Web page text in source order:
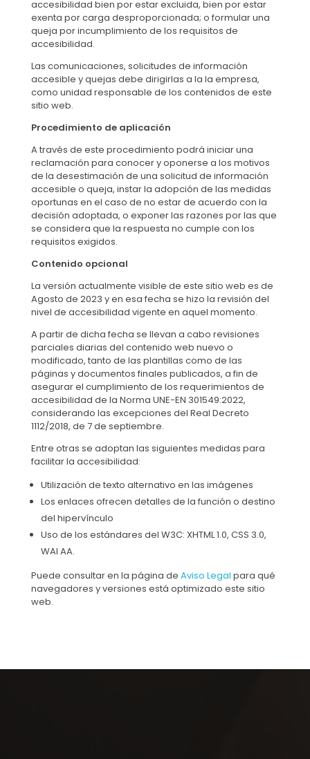
accesibilidad bien por estar excluida, bien por estar
exenta por carga desproporcionada; o formular una
queja por incumplimiento de los requisitos de
accesibilidad.
Las comunicaciones, solicitudes de información
accesible y quejas debe dirigirlas a la la empresa,
como unidad responsable de los contenidos de este
sitio web.
Procedimiento de aplicación
A través de este procedimiento podrá iniciar una
reclamación para conocer y oponerse a los motivos
de la desestimación de una solicitud de información
accesible o queja, instar la adopción de las medidas
oportunas en el caso de no estar de acuerdo con la
decisión adoptada, o exponer las razones por las que
se considera que la respuesta no cumple con los
requisitos exigidos.
Contenido opcional
La versión actualmente visible de este sitio web es de
Agosto de 2023 y en esa fecha se hizo la revisión del
nivel de accesibilidad vigente en aquel momento.
A partir de dicha fecha se llevan a cabo revisiones
parciales diarias del contenido web nuevo o
modificado, tanto de las plantillas como de las
páginas y documentos finales publicados, a fin de
asegurar el cumplimiento de los requerimientos de
accesibilidad de la Norma UNE-EN 301549:2022,
considerando las excepciones del Real Decreto
1112/2018, de 7 de septiembre.
Entre otras se adoptan las siguientes medidas para
facilitar la accesibilidad:
Utilización de texto alternativo en las imágenes
Los enlaces ofrecen detalles de la función o destino
del hipervínculo
Uso de los estándares del W3C: XHTML 1.0, CSS 3.0,
WAI AA.
Puede consultar en la página de Aviso Legal para qué
navegadores y versiones está optimizado este sitio
web.